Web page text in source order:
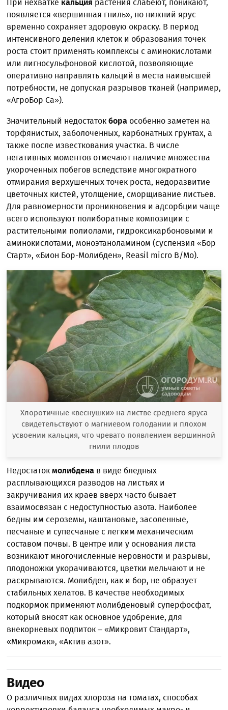
При нехватке кальция растения слабеют, поникают,
появляется «вершинная гниль», но нижний ярус
временно сохраняет здоровую окраску. В период
интенсивного деления клеток и образования точек
роста стоит применять комплексы с аминокислотами
или лигносульфоновой кислотой, позволяющие
оперативно направлять кальций в места наивысшей
потребности, не допуская разрывов тканей (например,
«АгроБор Са»).
Значительный недостатокбора особенно заметен на
торфянистых, заболоченных, карбонатных грунтах, а
также после известкования участка. В числе
негативных моментов отмечают наличие множества
укороченных побегов вследствие многократного
отмирания верхушечных точек роста, недоразвитие
цветочных кистей, утолщение, сморщивание листьев.
Для равномерности проникновения и адсорбции чаще
всего используют полиборатные композиции с
растительными полиолами, гидроксикарбоновыми и
аминокислотами, моноэтаноламином (суспензия «Бор
Старт», «Бион Бор-Молибден», Reasil micro B/Mo).
Хлоротичные «веснушки» на листве среднего яруса
свидетельствуют о магниевом голодании и плохом
усвоении кальция, что чревато появлением вершинной
гнили плодов
Недостатокмолибдена в виде бледных
расплывающихся разводов на листьях и
закручивания их краев вверх часто бывает
взаимосвязан с недоступностью азота. Наиболее
бедны им сероземы, каштановые, засоленные,
песчаные и супесчаные с легким механическим
составом почвы. В центре или у основания листа
возникают многочисленные неровности и разрывы,
плодоножки укорачиваются, цветки мельчают и не
раскрываются. Молибден, как и бор, не образует
стабильных хелатов. В качестве необходимых
подкормок применяют молибденовый суперфосфат,
который вносят как основное удобрение, для
внекорневых подпиток – «Микровит Стандарт»,
«Микромак», «Актив азот».
Видео
О различных видах хлороза на томатах, способах